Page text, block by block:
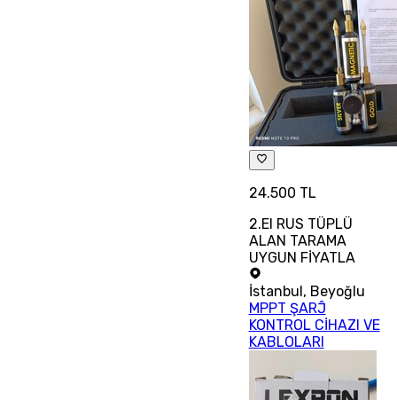
24.500 TL
2.El RUS TÜPLÜ
ALAN TARAMA
UYGUN FİYATLA
İstanbul, Beyoğlu
MPPT ŞARĴ
KONTROL CİHAZI VE
KABLOLARI